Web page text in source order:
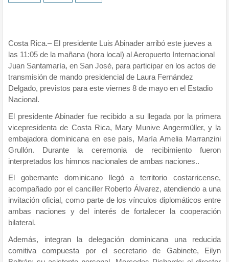
Costa Rica.– El presidente Luis Abinader arribó este jueves a
las 11:05 de la mañana (hora local) al Aeropuerto Internacional
Juan Santamaría, en San José, para participar en los actos de
transmisión de mando presidencial de Laura Fernández
Delgado, previstos para este viernes 8 de mayo en el Estadio
Nacional.
El presidente Abinader fue recibido a su llegada por la primera
vicepresidenta de Costa Rica, Mary Munive Angermüller, y la
embajadora dominicana en ese país, María Amelia Marranzini
Grullón. Durante la ceremonia de recibimiento fueron
interpretados los himnos nacionales de ambas naciones..
El gobernante dominicano llegó a territorio costarricense,
acompañado por el canciller Roberto Álvarez, atendiendo a una
invitación oficial, como parte de los vínculos diplomáticos entre
ambas naciones y del interés de fortalecer la cooperación
bilateral.
Además, integran la delegación dominicana una reducida
comitiva compuesta por el secretario de Gabinete, Eilyn